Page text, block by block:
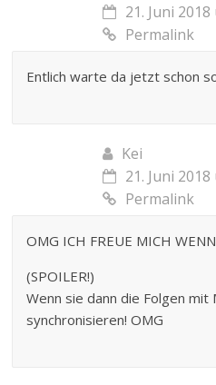
21. Juni 2018
Permalink
Entlich warte da jetzt schon
Kei
21. Juni 2018
Permalink
OMG ICH FREUE MICH WENN
(SPOILER!)
Wenn sie dann die Folgen mit
synchronisieren! OMG